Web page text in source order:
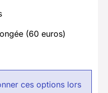
(60 euros)
ces options lors